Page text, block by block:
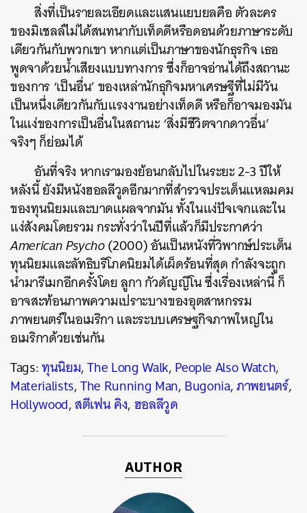
สิ่งที่เป็นรายละเอียดและแสนแยบยลคือ ตัวละคร
ของมิเชลล์ไม่ได้สนทนากับเท็ดดีหรือดอนด้วยภาษาระดับ
เดียวกันกับพวกเขา หากแต่เป็นภาษาของนักธุรกิจ เธอ
พูดจาด้วยน้ำเสียงแบบทางการ ซึ่งก็อาจอ่านได้ถึงสถานะ
ของการ ‘เป็นอื่น’ ของเหล่านักธุกิจมหาเศรษฐีที่ไม่มีวัน
เป็นหนึ่งเดียวกันกับแรงงานอย่างเท็ดดี หรือก็อาจมองมัน
ในแง่ของการเป็นอื่นในสถานะ ‘สิ่งมีชีวิตจากดาวอื่น’
จริงๆ ก็ย่อมได้
อันที่จริง หากเรามองย้อนกลับไปในระยะ 2-3 ปีให้
หลังนี้ ยังมีหนังฮอลลีวูดอีกมากที่สำรวจประเด็นแหลมคม
ของทุนนิยมและบาดแผลจากมัน ทั้งในแง่ปัจเจกและใน
แง่สังคมโดยรวม กระทั่งว่าในปีที่แล้วก็มีประกาศว่า
American Psycho(2000) อันเป็นหนังที่วิพากษ์ประเด็น
ทุนนิยมและลัทธิบริโภคนิยมได้เผ็ดร้อนที่สุด กำลังจะถูก
นำมารีเมกอีกครั้งโดย ลูกา กัวดัญญีโน ซึ่งเรื่องเหล่านี้ ก็
อาจสะท้อนภาพความเปราะบางของอุตสาหกรรม
ภาพยนตร์ในอเมริกา และระบบเศรษฐกิจภาพใหญ่ใน
อเมริกาด้วยเช่นกัน
Tags:ทุนนิยม,The Long Walk,People Also Watch,
Materialists,The Running Man,Bugonia,ภาพยนตร์,
Hollywood,สตีเฟน คิง, ฮอลลีวูด
AUTHOR